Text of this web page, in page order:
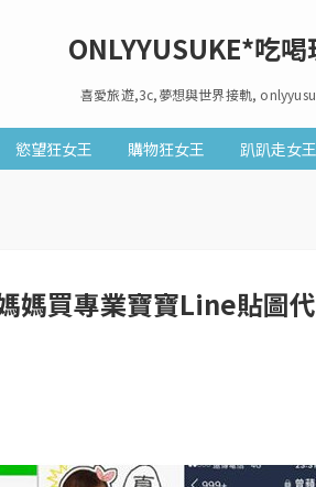
ONLYYUSUKE*吃
喜愛旅遊,3c,夢想與世界接軌,
慾望狂女王 購物狂女王 趴趴走女
媽買專業寶寶Line貼圖